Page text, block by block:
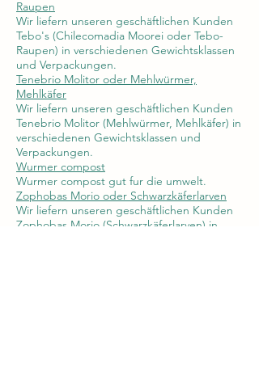
Raupen
Wir liefern unseren geschäftlichen Kunden
Tebo's (Chilecomadia Moorei oder Tebo-
Raupen) in verschiedenen Gewichtsklassen
und Verpackungen.
Tenebrio Molitor oder Mehlwürmer,
Mehlkäfer
Wir liefern unseren geschäftlichen Kunden
Tenebrio Molitor (Mehlwürmer, Mehlkäfer) in
verschiedenen Gewichtsklassen und
Verpackungen.
Wurmer compost
Wurmer compost gut fur die umwelt.
Zophobas Morio oder Schwarzkäferlarven
Wir liefern unseren geschäftlichen Kunden
Zophobas Morio (Schwarzkäferlarven) in